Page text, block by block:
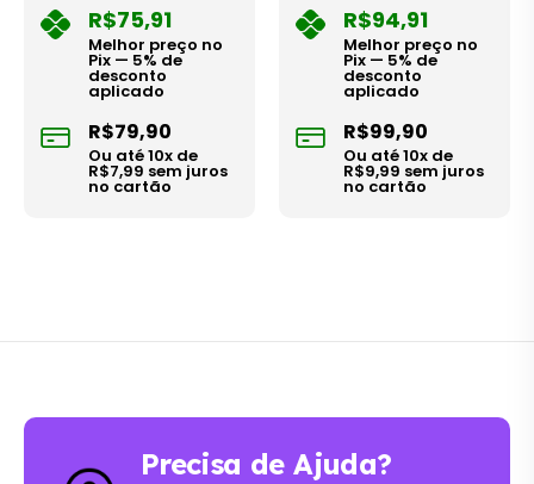
5.00out of 5
R$75,91
Melhor preço no
Pix — 5% de
desconto
aplicado
R$79,90
Ou até10x de
R$7,99 sem juros
no cartão
5.00out of 5
R$94,91
Melhor preço no
Pix — 5% de
desconto
aplicado
R$99,90
Ou até10x de
R$9,99 sem juros
no cartão
Precisa de Ajuda?